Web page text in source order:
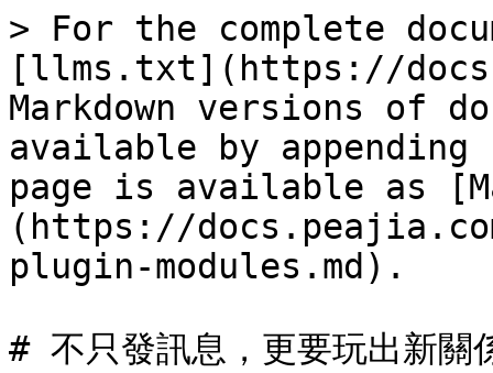
> For the complete
[llms.txt](https://
Markdown versions of
available by
page is available as
(https://
plugin-modules.md).
# 不只發訊息，更要玩出新關